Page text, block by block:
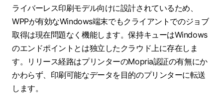
ライバーレス印刷モデル向けに設計されているため、
WPPが有効なWindows端末でもクライアントでのジョブ
取得は現在問題なく機能します。保持キューはWindows
のエンドポイントとは独立したクラウド上に存在しま
す。リリース経路はプリンターのMopria認証の有無にか
かわらず、印刷可能なデータを目的のプリンターに転送
します。